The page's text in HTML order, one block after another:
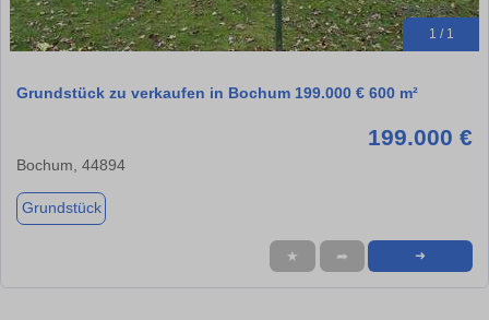
1 / 1
Grundstück zu verkaufen in Bochum 199.000 € 600 m²
199.000 €
Bochum, 44894
Grundstück
★ ➦ ➜